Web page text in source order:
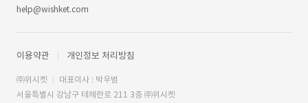
help@wishket.com
이용약관 개인정보 처리방침
㈜위시켓
대표이사 : 박우범
서울특별시 강남구 테헤란로 211 3층 ㈜위시켓